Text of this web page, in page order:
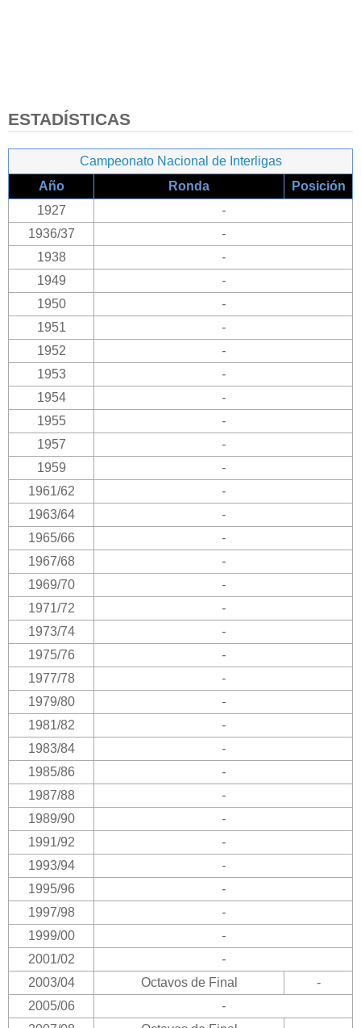
ESTADÍSTICAS
Campeonato Nacional de Interligas
Año
Ronda
Posición
1927
-
1936/37
-
1938
-
1949
-
1950
-
1951
-
1952
-
1953
-
1954
-
1955
-
1957
-
1959
-
1961/62
-
1963/64
-
1965/66
-
1967/68
-
1969/70
-
1971/72
-
1973/74
-
1975/76
-
1977/78
-
1979/80
-
1981/82
-
1983/84
-
1985/86
-
1987/88
-
1989/90
-
1991/92
-
1993/94
-
1995/96
-
1997/98
-
1999/00
-
2001/02
-
2003/04
Octavos de Final
-
2005/06
-